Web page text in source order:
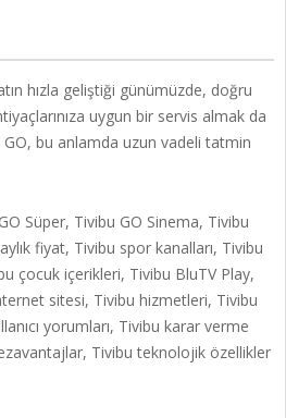
hızla geliştiği günümüzde, doğru
uygun bir servis almak da
bu anlamda uzun vadeli tatmin
Süper, Tivibu GO Sinema, Tivibu
fiyat, Tivibu spor kanalları, Tivibu
çocuk içerikleri, Tivibu BluTV Play,
sitesi, Tivibu hizmetleri, Tivibu
yorumları, Tivibu karar verme
Tivibu teknolojik özellikler